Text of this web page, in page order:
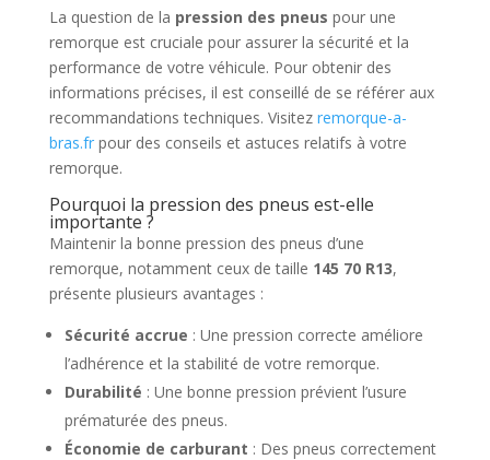
La question de la pression des pneus pour une
remorque est cruciale pour assurer la sécurité et la
performance de votre véhicule. Pour obtenir des
informations précises, il est conseillé de se référer aux
recommandations techniques. Visitez remorque-a-
bras.frpour des conseils et astuces relatifs à votre
remorque.
Pourquoi la pression des pneus est-elle
importante ?
Maintenir la bonne pression des pneus d’une
remorque, notamment ceux de taille 145 70 R13,
présente plusieurs avantages :
Sécurité accrue : Une pression correcte améliore
l’adhérence et la stabilité de votre remorque.
Durabilité : Une bonne pression prévient l’usure
prématurée des pneus.
Économie de carburant : Des pneus correctement